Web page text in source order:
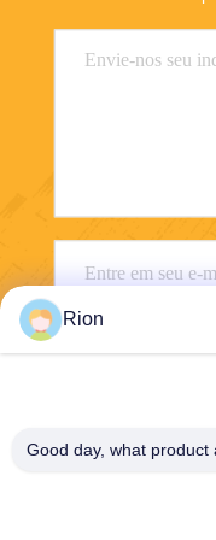
Shenzhen
Rion
Good day, what